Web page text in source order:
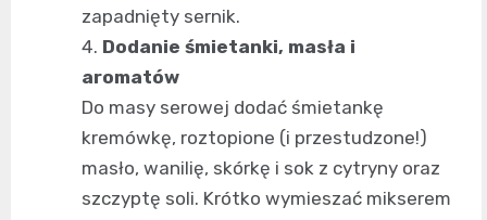
zapadnięty sernik.
Dodanie śmietanki, masła i
aromatów
Do masy serowej dodać śmietankę
kremówkę, roztopione (i przestudzone!)
masło, wanilię, skórkę i sok z cytryny oraz
szczyptę soli. Krótko wymieszać mikserem